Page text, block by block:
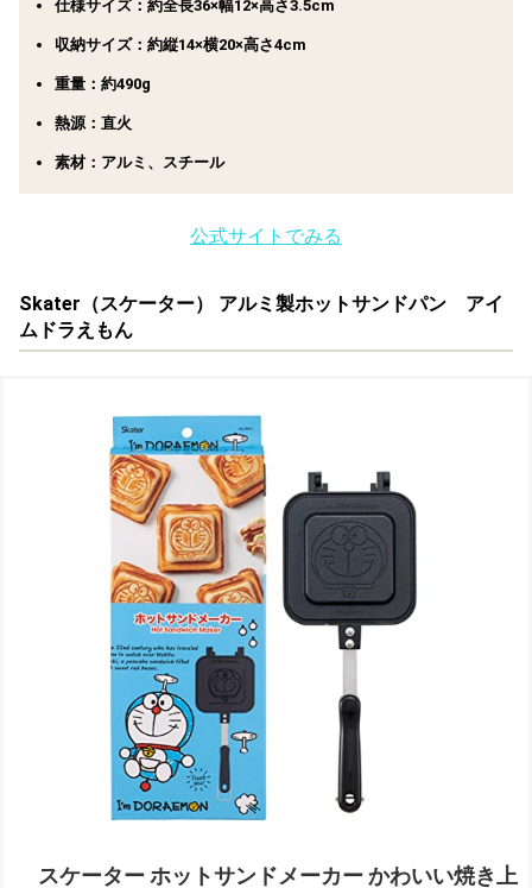
仕様サイズ：約全長36×幅12×高さ3.5cm
収納サイズ：約縦14×横20×高さ4cm
重量：約490g
熱源：直火
素材：アルミ、スチール
公式サイトでみる
Skater（スケーター） アルミ製ホットサンドパン アイ
ムドラえもん
スケーター ホットサンドメーカー かわいい焼き上